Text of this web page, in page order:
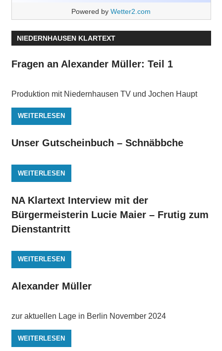
Powered by Wetter2.com
NIEDERNHAUSEN KLARTEXT
Fragen an Alexander Müller: Teil 1
Produktion mit Niedernhausen TV und Jochen Haupt
WEITERLESEN
Unser Gutscheinbuch – Schnäbbche
WEITERLESEN
NA Klartext Interview mit der
Bürgermeisterin Lucie Maier – Frutig zum
Dienstantritt
WEITERLESEN
Alexander Müller
zur aktuellen Lage in Berlin November 2024
WEITERLESEN